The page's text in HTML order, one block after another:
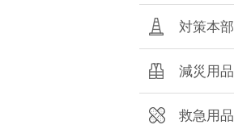
対策本部
減災用品
救急用品